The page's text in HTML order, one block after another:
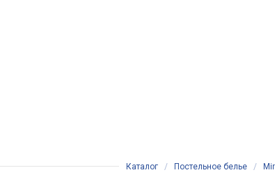
Каталог / Постельное белье /